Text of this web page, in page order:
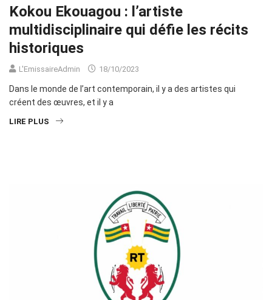
Kokou Ekouagou : l’artiste
multidisciplinaire qui défie les récits
historiques
L'EmissaireAdmin 18/10/2023
Dans le monde de l’art contemporain, il y a des artistes qui
créent des œuvres, et il y a
LIRE PLUS